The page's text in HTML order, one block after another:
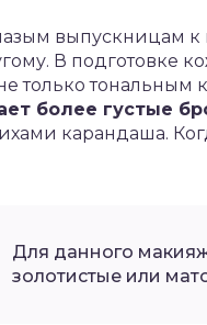
выпускницам
В подготовке
только
более густые
карандаша.
Для данного
золотистые или